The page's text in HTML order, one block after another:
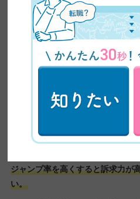
ジャンプ率が高いと、メリハリが
ナミックで躍動感溢れる印象を与
をつけたデザインもよく見かけま
インパクトが強くなるので、読者
中します。
ジャンプ率を高くすると訴求力が
い。